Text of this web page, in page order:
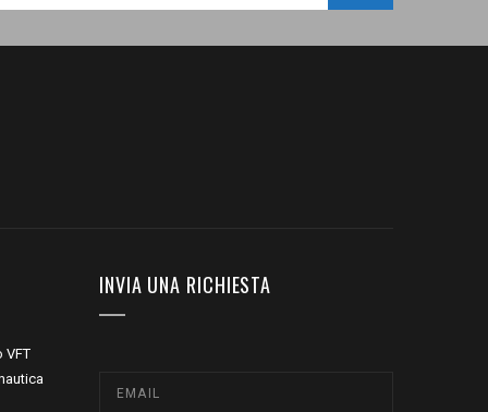
VFT
INVIA UNA RICHIESTA